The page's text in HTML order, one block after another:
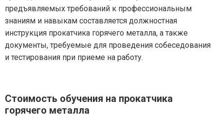
предъявляемых требований к профессиональным
знаниям и навыкам составляется должностная
инструкция прокатчика горячего металла, а также
документы, требуемые для проведения собеседования
и тестирования при приеме на работу.
Стоимость обучения на прокатчика
горячего металла